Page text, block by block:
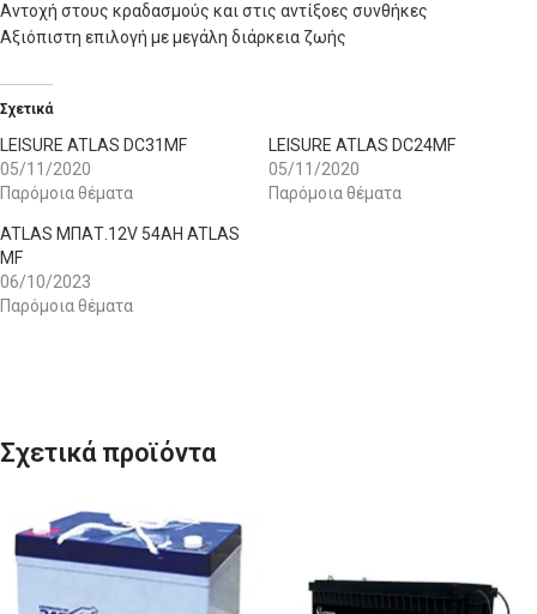
Αντοχή στους κραδασμούς και στις αντίξοες συνθήκες
Αξιόπιστη επιλογή με μεγάλη διάρκεια ζωής
Σχετικά
LEISURE ATLAS DC31MF
05/11/2020
Παρόμοια θέματα
LEISURE ATLAS DC24MF
05/11/2020
Παρόμοια θέματα
ATLAS ΜΠΑΤ.12V 54AH ATLAS
MF
06/10/2023
Παρόμοια θέματα
Σχετικά προϊόντα